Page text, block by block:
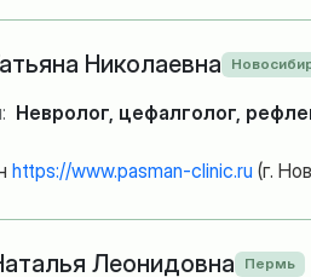
Николаевна
Невролог, цефалголог,
https://www.pasman-clinic.ru (г.
Леонидовна Пермь